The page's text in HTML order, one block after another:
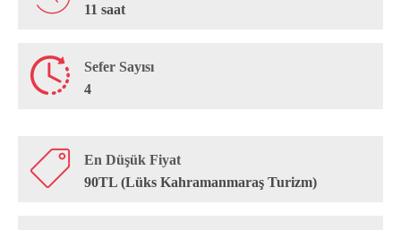
11 saat
Sefer Sayısı
4
En Düşük Fiyat
90TL (Lüks Kahramanmaraş Turizm)